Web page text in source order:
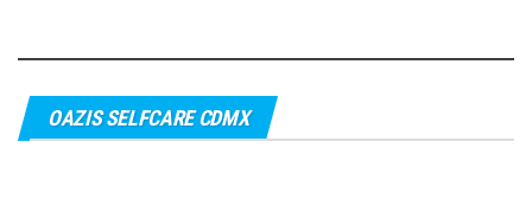
OAZIS SELFCARE CDMX